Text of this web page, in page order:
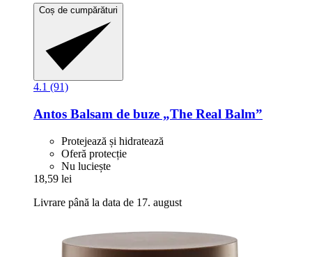
Coș de cumpărături
4.1 (91)
Antos Balsam de buze „The Real Balm”
Protejează și hidratează
Oferă protecție
Nu luciește
18,59 lei
Livrare până la data de 17. august